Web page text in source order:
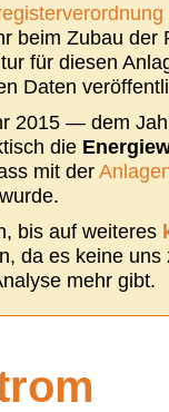
beim Zubau der
für diesen
Daten
2015 — dem
die
mit der
bis auf weiteres
da es keine
mehr gibt.